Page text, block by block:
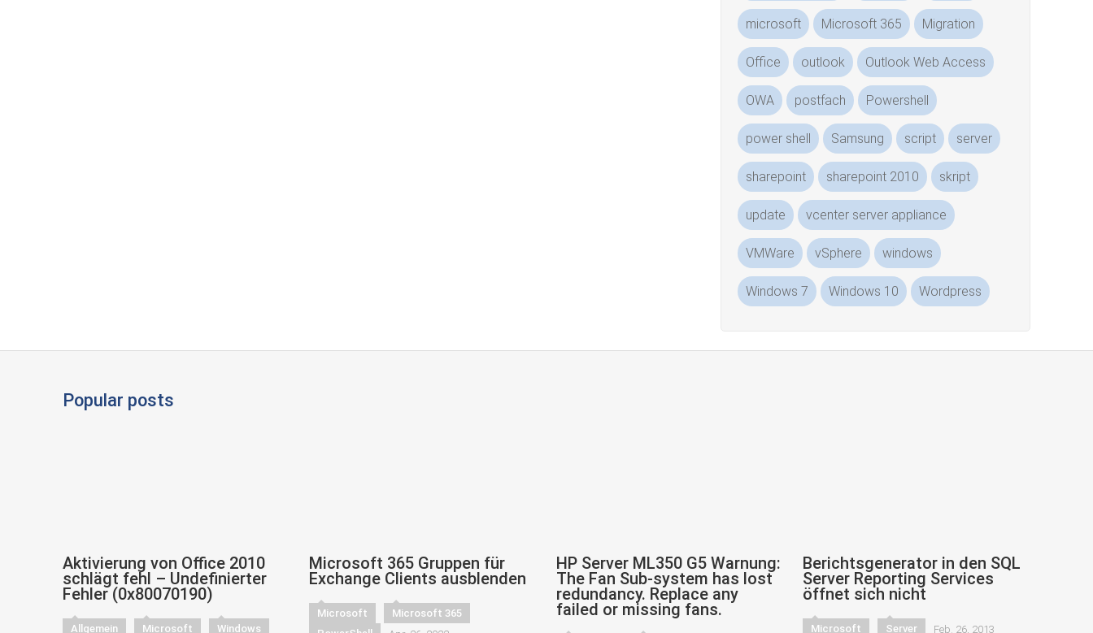
microsoft Microsoft 365 Migration
Office outlook Outlook Web Access
OWA postfach Powershell
power shell Samsung script server
sharepoint sharepoint 2010 skript
update vcenter server appliance
VMWare vSphere windows
Windows 7 Windows 10 Wordpress
Popular posts
Aktivierung von Office 2010
schlägt fehl – Undefinierter
Fehler (0x80070190)
Allgemein Microsoft Windows
Microsoft 365 Gruppen für
Exchange Clients ausblenden
Microsoft
Microsoft 365
HP Server ML350 G5 Warnung:
The Fan Sub-system has lost
redundancy. Replace any
failed or missing fans.
Berichtsgenerator in den SQL
Server Reporting Services
öffnet sich nicht
Microsoft Server Feb. 26, 2013